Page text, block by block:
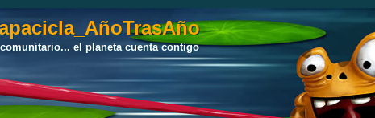
el planeta cuenta contigo
el planeta cuenta contigo